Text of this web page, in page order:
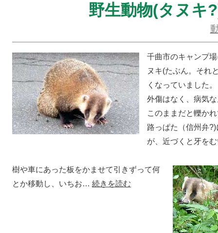
野生動物(タヌキ
千曲市のキャンプ
ヌキ(たぶん。それ
くなっていました。
外傷はなく、病気
このままだと轢か
路っぱた（信州弁
が、近づくと牙を
樹や車にあった板をかませて引きずって何
とか移動し、いちお…続きを読む